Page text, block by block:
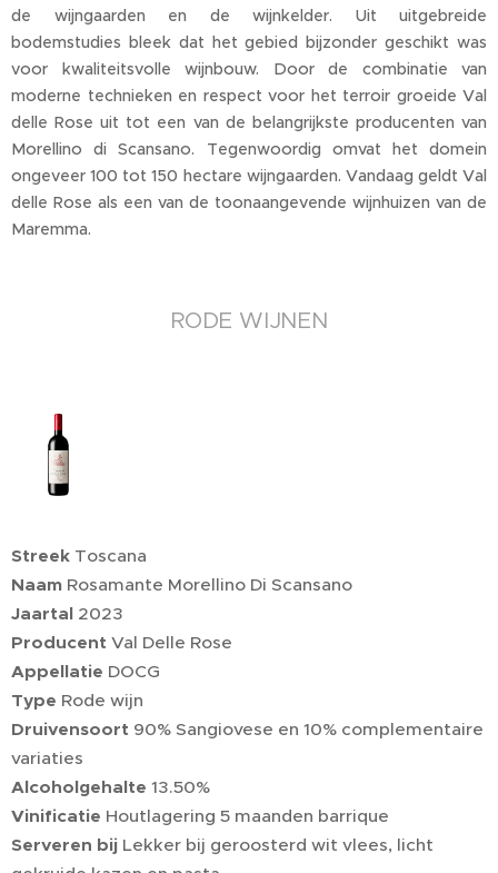
de wijngaarden en de wijnkelder. Uit uitgebreide
bodemstudies bleek dat het gebied bijzonder geschikt was
voor kwaliteitsvolle wijnbouw. Door de combinatie van
moderne technieken en respect voor het terroir groeide Val
delle Rose uit tot een van de belangrijkste producenten van
Morellino di Scansano. Tegenwoordig omvat het domein
ongeveer 100 tot 150 hectare wijngaarden. Vandaag geldt Val
delle Rose als een van de toonaangevende wijnhuizen van de
Maremma.
RODE WIJNEN
Streek Toscana
Naam Rosamante Morellino Di Scansano
Jaartal 2023
Producent Val Delle Rose
Appellatie DOCG
Type Rode wijn
Druivensoort 90% Sangiovese en 10% complementaire
variaties
Alcoholgehalte 13.50%
Vinificatie Houtlagering 5 maanden barrique
Serveren bij Lekker bij geroosterd wit vlees, licht